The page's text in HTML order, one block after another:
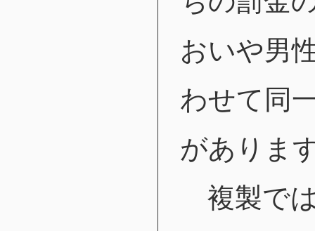
おいや男
わせて同
がありま
複製で